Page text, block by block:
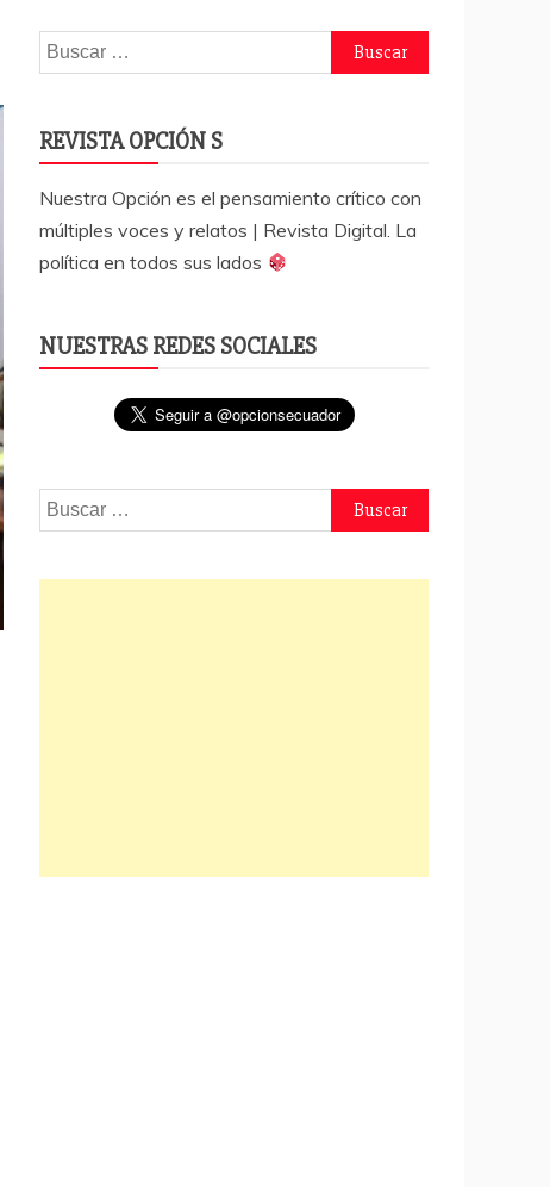
Buscar:
REVISTA OPCIÓN S
Nuestra Opción es el pensamiento crítico con
múltiples voces y relatos | Revista Digital. La
política en todos sus lados
NUESTRAS REDES SOCIALES
Buscar: